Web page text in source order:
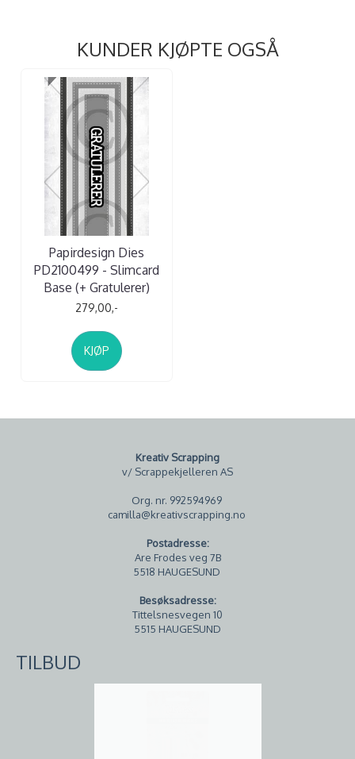
KUNDER KJØPTE OGSÅ
Papirdesign Dies
PD2100499 - Slimcard
Base (+ Gratulerer)
279,00,-
KJØP
Kreativ Scrapping
v/ Scrappekjelleren AS
Org. nr. 992594969
camilla@kreativscrapping.no
Postadresse:
Are Frodes veg 7B
5518 HAUGESUND
Besøksadresse:
Tittelsnesvegen 10
5515 HAUGESUND
TILBUD